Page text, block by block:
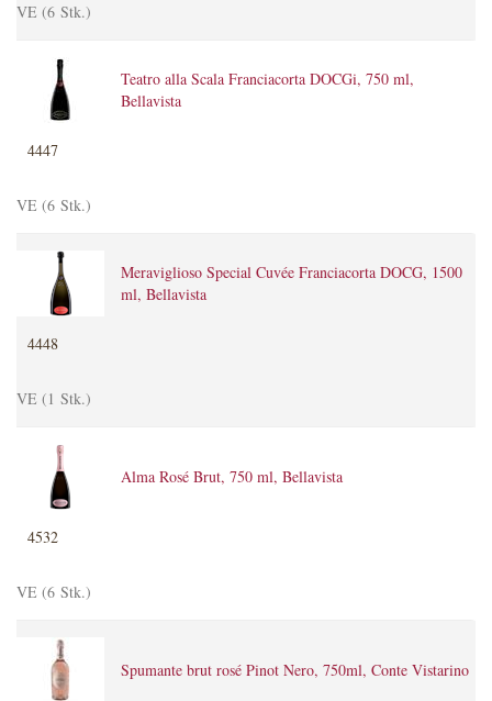
VE (6 Stk.)
Teatro alla Scala Franciacorta DOCGi, 750 ml,
Bellavista
4447
VE (6 Stk.)
Meraviglioso Special Cuvée Franciacorta DOCG, 1500
ml, Bellavista
4448
VE (1 Stk.)
Alma Rosé Brut, 750 ml, Bellavista
4532
VE (6 Stk.)
Spumante brut rosé Pinot Nero, 750ml, Conte Vistarino